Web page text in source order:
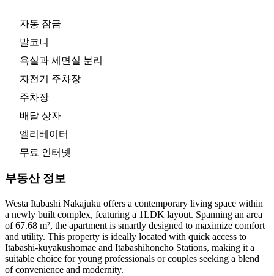
자동 잠금
발코니
욕실과 세면실 분리
자전거 주차장
주차장
배달 상자
엘리베이터
무료 인터넷
부동산 정보
Westa Itabashi Nakajuku offers a contemporary living space within
a newly built complex, featuring a 1LDK layout. Spanning an area
of 67.68 m², the apartment is smartly designed to maximize comfort
and utility. This property is ideally located with quick access to
Itabashi-kuyakushomae and Itabashihoncho Stations, making it a
suitable choice for young professionals or couples seeking a blend
of convenience and modernity.